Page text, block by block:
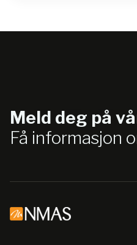
Meld deg på
Få informasjon